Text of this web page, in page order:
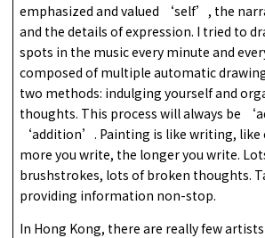
emphasized and valued ‘self’, the
and the details of expression. I tried to
spots in the music every minute and
composed of multiple automatic
two methods: indulging yourself and
thoughts. This process will always be
‘addition’. Painting is like writing,
more you write, the longer you write.
brushstrokes, lots of broken thoughts.
providing information non-stop.
In Hong Kong, there are really few